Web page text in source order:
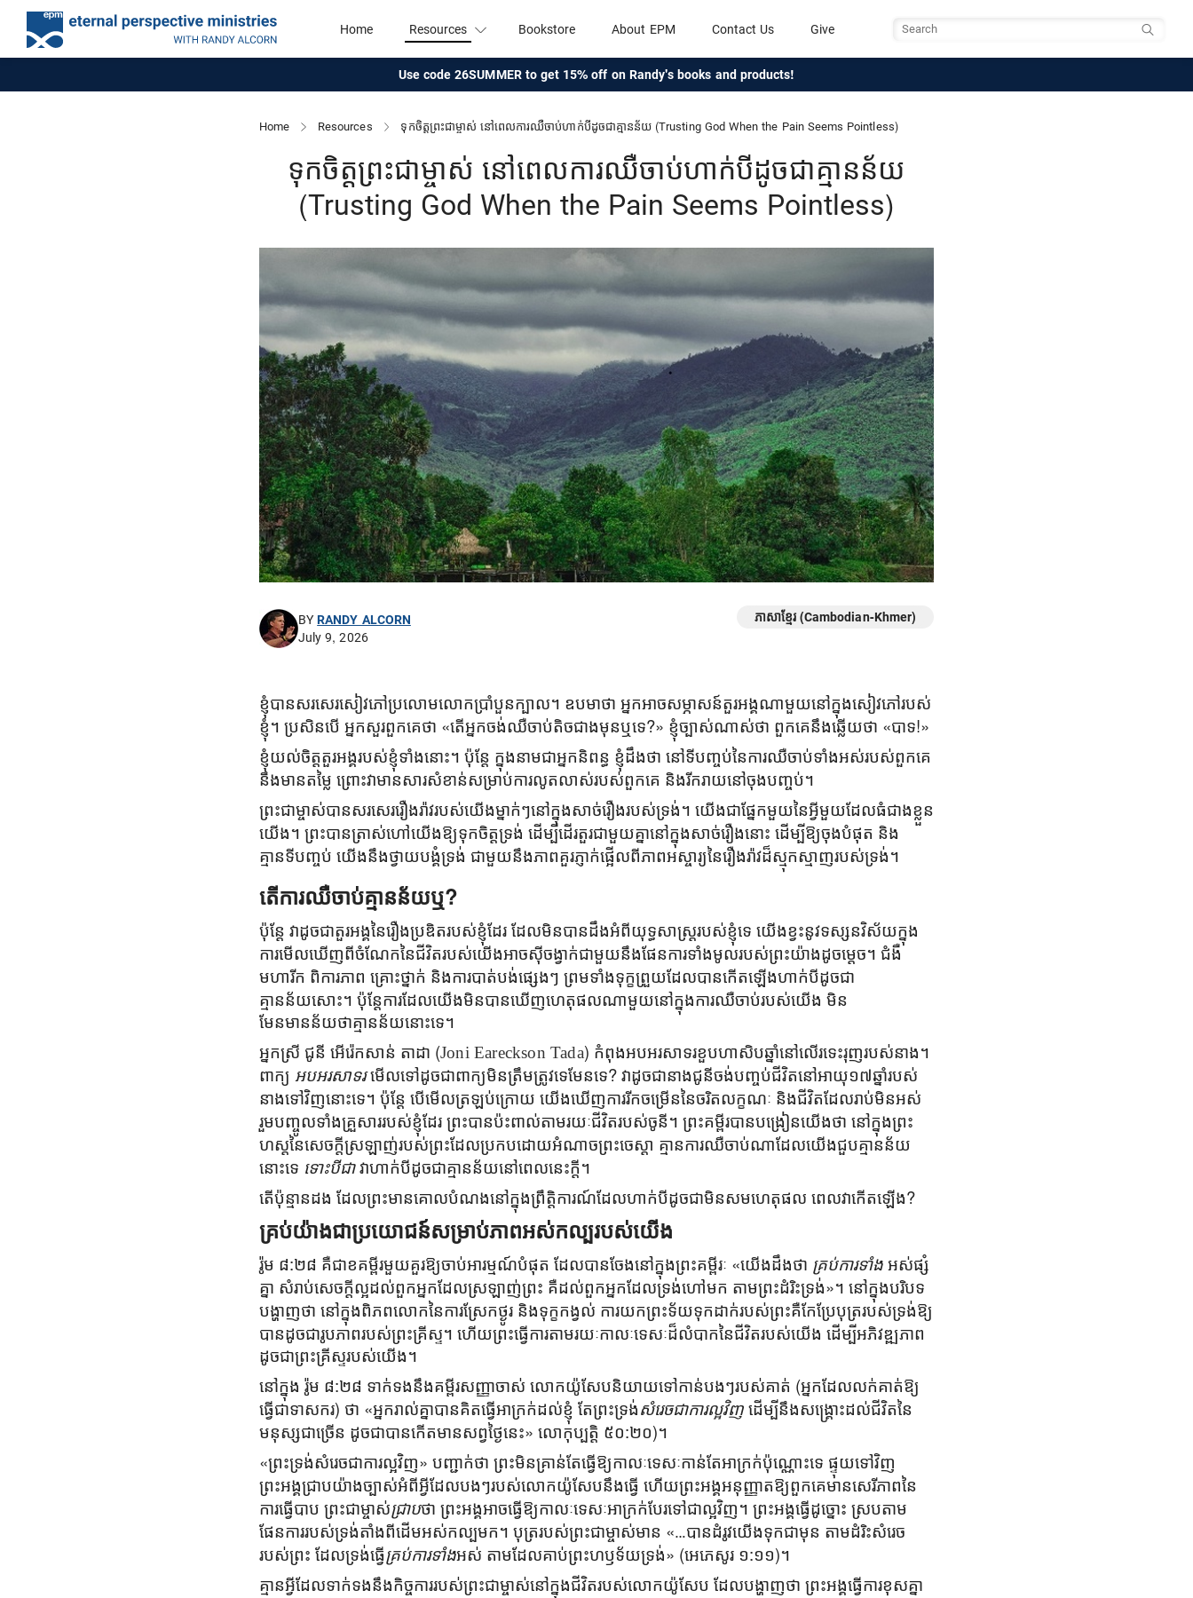
Home Resources Bookstore About EPM Contact Us Give
Use code 26SUMMER to get 15% off on Randy's books and products!
Home Resources ទុកចិត្តព្រះជាម្ចាស់ នៅពេលការឈឺចាប់ហាក់បីដូចជាគ្មានន័យ (Trusting God When the Pain Seems Pointless)
ទុកចិត្តព្រះជាម្ចាស់ នៅពេលការឈឺចាប់ហាក់បីដូចជាគ្មានន័យ
(Trusting God When the Pain Seems Pointless)
BYRANDY ALCORN
July 9, 2026
ភាសាខ្មែរ (Cambodian-Khmer)
ខ្ញុំបានសរសេរសៀវភៅប្រលោមលោកប្រាំបួនក្បាល។ ឧបមាថា អ្នកអាចសម្ភាសន៍តួរអង្គណាមួយនៅក្នុងសៀវភៅរបស់
ខ្ញុំ។ ប្រសិនបើ អ្នកសួរពួកគេថា «តើអ្នកចង់ឈឺចាប់តិចជាងមុនឬទេ?» ខ្ញុំច្បាស់ណាស់ថា ពួកគេនឹងឆ្លើយថា «បាទ!»
ខ្ញុំយល់ចិត្តតួរអង្គរបស់ខ្ញុំទាំងនោះ។ ប៉ុន្ដែ ក្នុងនាមជាអ្នកនិពន្ធ ខ្ញុំដឹងថា នៅទីបញ្ចប់នៃការឈឺចាប់ទាំងអស់របស់ពួកគេ
នឹងមានតម្លៃ ព្រោះវាមានសារសំខាន់សម្រាប់ការលូតលាស់របស់ពួកគេ និងរីករាយនៅចុងបញ្ចប់។​
ព្រះជាម្ចាស់បានសរសេររឿងរ៉ាវរបស់យើងម្នាក់ៗនៅក្នុងសាច់រឿងរបស់ទ្រង់។ យើងជាផ្នែកមួយនៃអ្វីមួយដែលធំជាងខ្លួន
យើង។ ព្រះបានត្រាស់ហៅយើងឱ្យទុកចិត្តទ្រង់ ដើម្បីដើរតួរជាមួយគ្នានៅក្នុងសាច់រឿងនោះ ដើម្បីឱ្យចុងបំផុត និង
គ្មានទីបញ្ចប់ យើងនឹងថ្វាយបង្គំទ្រង់ ជាមួយនឹងភាពគួរភ្ញាក់ផ្អើលពីភាពអស្ចារ្យនៃរឿងរ៉ាវដ៏ស្មុកស្មាញរបស់ទ្រង់។
តើការឈឺចាប់គ្មានន័យឬ?
ប៉ុន្ដែ វាដូចជាតួរអង្គនៃរឿងប្រឌិតរបស់ខ្ញុំដែរ ដែលមិនបានដឹងអំពីយុទ្ធសាស្រ្តរបស់ខ្ញុំទេ យើងខ្វះនូវទស្សនវិស័យក្នុង
ការមើលឃើញពីចំណែកនៃជីវិតរបស់យើងអាចស៊ីចង្វាក់ជាមួយនឹងផែនការទាំងមូលរបស់ព្រះយ៉ាងដូចម្តេច។ ជំងឺ
មហារីក ពិការភាព គ្រោះថ្នាក់ និងការបាត់បង់ផ្សេងៗ ព្រមទាំងទុក្ខព្រួយដែលបានកើតឡើងហាក់បីដូចជា
គ្មានន័យសោះ។ ប៉ុន្ដែការដែលយើងមិនបានឃើញហេតុផលណាមួយនៅក្នុងការឈឺចាប់របស់យើង​ មិន
មែនមានន័យថាគ្មានន័យនោះទេ។
អ្នកស្រី ជូនី អើរ៉េកសាន់ តាដា (Joni Eareckson Tada) កំពុងអបអរសាទរខួបហាសិបឆ្នាំនៅលើរទេះរុញរបស់នាង។
ពាក្យ អបអរសាទរមើលទៅដូចជាពាក្យមិនត្រឹមត្រូវទេមែនទេ? វាដូចជានាងជូនីចង់បញ្ចប់ជីវិតនៅអាយុ១៧ឆ្នាំរបស់
នាងទៅវិញនោះទេ។ ប៉ុន្ដែ បើមើលត្រឡប់ក្រោយ យើងឃើញការរីកចម្រើននៃចរិតលក្ខណៈ និងជីវិតដែលរាប់មិនអស់
រួមបញ្ចូលទាំងគ្រួសាររបស់ខ្ញុំដែរ ព្រះបានប៉ះពាល់តាមរយៈជីវិតរបស់ចូនី។ ព្រះគម្ពីរបានបង្រៀនយើងថា នៅក្នុងព្រះ
ហស្ដនៃសេចក្តីស្រឡាញ់របស់ព្រះដែលប្រកបដោយអំណាចព្រះចេស្ដា គ្មានការឈឺចាប់ណាដែលយើងជួបគ្មានន័យ
នោះទេ ទោះបីជាវាហាក់បីដូចជាគ្មានន័យនៅពេលនេះក្តី។
តើប៉ុន្មានដង ដែលព្រះមានគោលបំណងនៅក្នុងព្រឹត្តិការណ៍ដែលហាក់បីដូចជាមិនសមហេតុផល ពេលវាកើតឡើង?
គ្រប់យ៉ាងជាប្រយោជន៍សម្រាប់ភាពអស់កល្បរបស់យើង
រ៉ូម ៨:២៨ គឺជាខគម្ពីរមួយគួរឱ្យចាប់អារម្មណ៍បំផុត ដែលបានចែងនៅក្នុងព្រះគម្ពីរៈ «យើងដឹងថា គ្រប់ការទាំង អស់ផ្សំ
គ្នា សំរាប់សេចក្ដីល្អដល់ពួកអ្នកដែលស្រឡាញ់ព្រះ គឺដល់ពួកអ្នកដែលទ្រង់ហៅមក តាមព្រះ‌ដំរិះទ្រង់»។ នៅក្នុងបរិបទ
បង្ហាញថា នៅក្នុងពិភពលោកនៃការស្រែកថ្ងូរ និងទុក្ខកង្វល់ ការយកព្រះទ័យទុកដាក់របស់ព្រះគឺកែប្រែបុត្ររបស់ទ្រង់ឱ្យ
បានដូចជារូបភាពរបស់ព្រះគ្រីស្ទ។ ហើយព្រះធ្វើការតាមរយៈកាលៈទេសៈដ៏លំបាកនៃជីវិតរបស់យើង ដើម្បីអភិវឌ្ឍភាព
ដូចជាព្រះគ្រីស្ទរបស់យើង។
នៅក្នុង រ៉ូម ៨:២៨ ទាក់ទងនឹងគម្ពីរសញ្ញាចាស់ លោកយ៉ូសែបនិយាយទៅកាន់បងៗរបស់គាត់ (អ្នកដែលលក់គាត់ឱ្យ
ធ្វើជាទាសករ) ថា «អ្នករាល់គ្នាបានគិតធ្វើអាក្រក់ដល់ខ្ញុំ តែព្រះ‌ទ្រង់សំរេចជាការល្អវិញ ដើម្បីនឹងសង្គ្រោះដល់ជីវិតនៃ
មនុស្សជាច្រើន ដូចជាបានកើតមានសព្វថ្ងៃនេះ» លោកុ‌ប្បត្តិ ៥០:២០)។
«ព្រះ‌ទ្រង់សំរេចជាការល្អវិញ» បញ្ជាក់ថា ព្រះមិនគ្រាន់តែធ្វើឱ្យកាលៈទេសៈកាន់តែអាក្រក់ប៉ុណ្ណោះទេ ផ្ទុយទៅវិញ
ព្រះអង្គជ្រាបយ៉ាងច្បាស់អំពីអ្វីដែលបងៗរបស់លោកយ៉ូសែបនឹងធ្វើ ហើយព្រះអង្គអនុញ្ញាតឱ្យពួកគេមានសេរីភាពនៃ
ការធ្វើបាប ព្រះជាម្ចាស់ជ្រាបថា ព្រះអង្គអាចធ្វើឱ្យកាលៈទេសៈអាក្រក់បែរទៅជាល្អវិញ។ ព្រះអង្គធ្វើដូច្នោះ ស្របតាម
ផែនការរបស់ទ្រង់តាំងពីដើមអស់កល្បមក។ បុត្ររបស់ព្រះជាម្ចាស់មាន «…បានដំរូវយើងទុកជាមុន តាមដំរិះសំរេច
របស់ព្រះ ដែលទ្រង់ធ្វើគ្រប់ការទាំងអស់ តាមដែលគាប់ព្រះ‌ហឫទ័យទ្រង់» (អេភេសូរ ១:១១)។
គ្មានអ្វីដែលទាក់ទងនឹងកិច្ចការរបស់ព្រះជាម្ចាស់នៅក្នុងជីវិតរបស់លោកយ៉ូសែប ដែលបង្ហាញថា ព្រះអង្គធ្វើការខុសគ្នា